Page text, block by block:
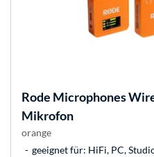
Rode Microphones
Mikrofon
orange
geeignet für: HiFi, PC,